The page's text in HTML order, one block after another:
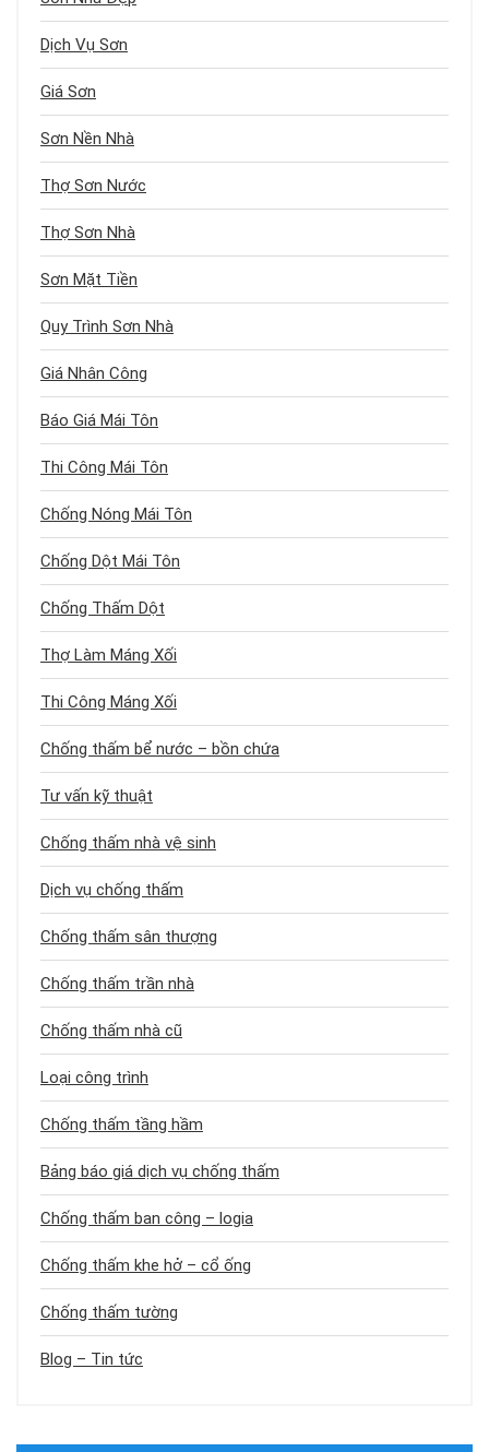
Dịch Vụ Sơn
Giá Sơn
Sơn Nền Nhà
Thợ Sơn Nước
Thợ Sơn Nhà
Sơn Mặt Tiền
Quy Trình Sơn Nhà
Giá Nhân Công
Báo Giá Mái Tôn
Thi Công Mái Tôn
Chống Nóng Mái Tôn
Chống Dột Mái Tôn
Chống Thấm Dột
Thợ Làm Máng Xối
Thi Công Máng Xối
Chống thấm bể nước – bồn chứa
Tư vấn kỹ thuật
Chống thấm nhà vệ sinh
Dịch vụ chống thấm
Chống thấm sân thượng
Chống thấm trần nhà
Chống thấm nhà cũ
Loại công trình
Chống thấm tầng hầm
Bảng báo giá dịch vụ chống thấm
Chống thấm ban công – logia
Chống thấm khe hở – cổ ống
Chống thấm tường
Blog – Tin tức